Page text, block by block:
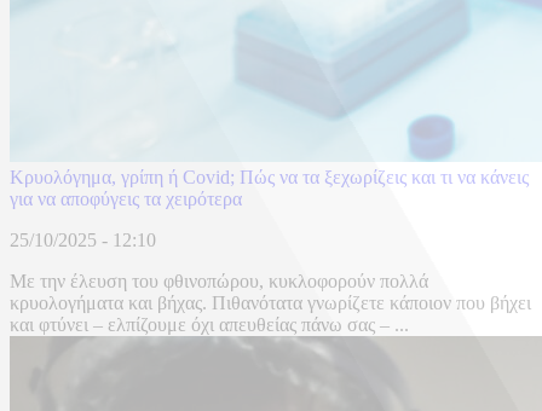
Κρυολόγημα, γρίπη ή Covid; Πώς να τα ξεχωρίζεις και τι να κάνεις
για να αποφύγεις τα χειρότερα
25/10/2025 - 12:10
Με την έλευση του φθινοπώρου, κυκλοφορούν πολλά
κρυολογήματα και βήχας. Πιθανότατα γνωρίζετε κάποιον που βήχει
και φτύνει – ελπίζουμε όχι απευθείας πάνω σας – ...